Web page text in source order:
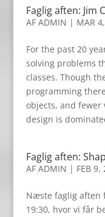
Faglig aften: Jim
AF ADMIN | MAR
For the past 20
solving problems
classes. Though
programming
objects, and fewer
design is
Faglig aften:
AF ADMIN | FEB 9,
Næste faglig aften
19:30, hvor vi får